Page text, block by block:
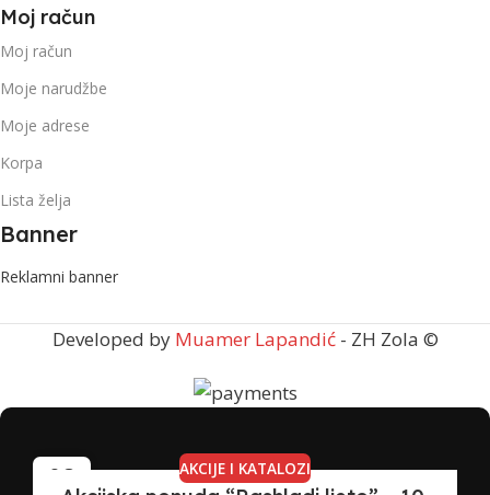
Moj račun
Moj račun
Moje narudžbe
Moje adrese
Korpa
Lista želja
Banner
Reklamni banner
Developed by Muamer Lapandić- ZH Zola ©
08 AKCIJE I KATALOZI